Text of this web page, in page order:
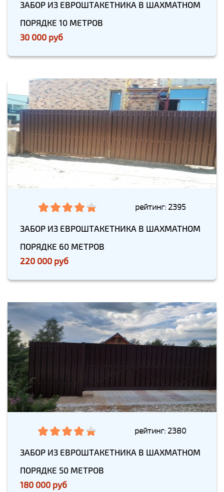
ЗАБОР ИЗ ЕВРОШТАКЕТНИКА В ШАХМАТНОМ
ПОРЯДКЕ 10 МЕТРОВ
30 000 руб
рейтинг: 2395
ЗАБОР ИЗ ЕВРОШТАКЕТНИКА В ШАХМАТНОМ
ПОРЯДКЕ 60 МЕТРОВ
220 000 руб
рейтинг: 2380
ЗАБОР ИЗ ЕВРОШТАКЕТНИКА В ШАХМАТНОМ
ПОРЯДКЕ 50 МЕТРОВ
180 000 руб